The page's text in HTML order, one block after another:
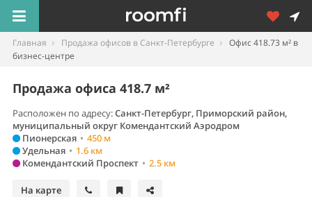
Главная Продажа офисов в Санкт-Петербурге
Офис 418.73 м² в
бизнес-центре
Продажа офиса 418.7 м²
Расположен по адресу:Санкт-Петербург, Приморский район,
муниципальный округ Комендантский Аэродром
Пионерская • 450 м
Удельная • 1.6 км
Комендантский Проспект • 2.5 км
На карте